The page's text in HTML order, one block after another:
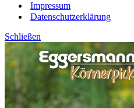
Impressum
Datenschutzerklärung
Schließen